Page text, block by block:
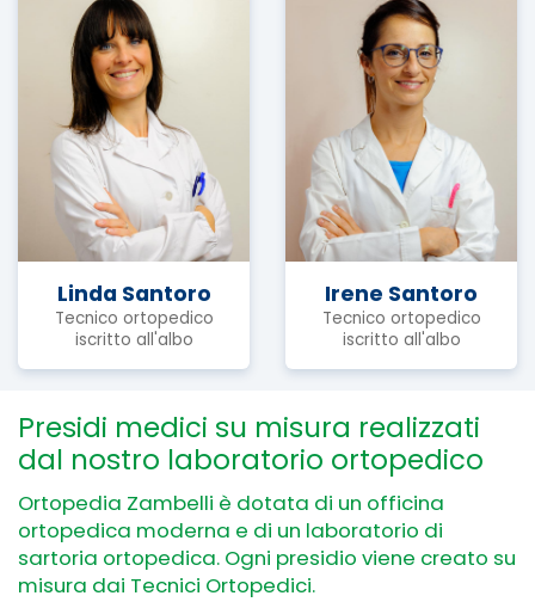
Linda Santoro
Tecnico ortopedico
iscritto all'albo
Irene Santoro
Tecnico ortopedico
iscritto all'albo
Presidi medici su misura realizzati
dal nostro laboratorio ortopedico
Ortopedia Zambelli è dotata di un officina
ortopedica moderna e di un laboratorio di
sartoria ortopedica. Ogni presidio viene creato su
misura dai Tecnici Ortopedici.